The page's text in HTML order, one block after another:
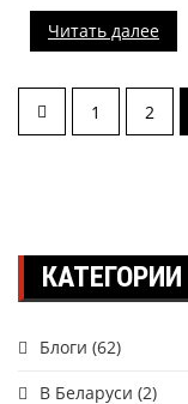
Читать далее
Навигация
по
1 2
КАТЕГОРИИ
Блоги (62)
В Беларуси (2)